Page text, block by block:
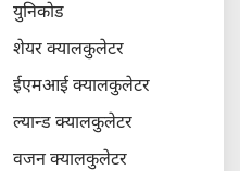
युनिकोड
शेयर क्यालकुलेटर
ईएमआई क्यालकुलेटर
ल्यान्ड क्यालकुलेटर
वजन क्यालकुलेटर